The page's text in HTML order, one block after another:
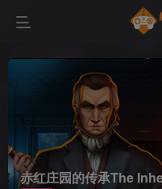
赤红庄园的传承The